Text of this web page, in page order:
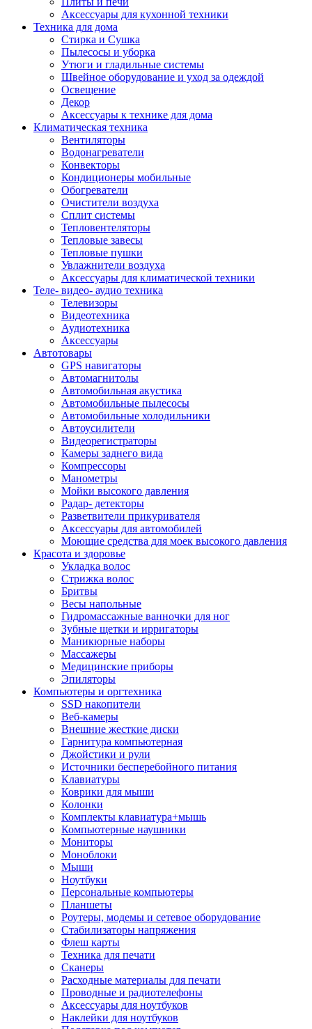
Аксессуары для кухонной техники
Техника для дома
Стирка и Сушка
Пылесосы и уборка
Утюги и гладильные системы
Швейное оборудование и уход за одеждой
Освещение
Декор
Аксессуары к технике для дома
Климатическая техника
Вентиляторы
Водонагреватели
Конвекторы
Кондиционеры мобильные
Обогреватели
Очистители воздуха
Сплит системы
Тепловентеляторы
Тепловые завесы
Тепловые пушки
Увлажнители воздуха
Аксессуары для климатической техники
Теле- видео- аудио техника
Телевизоры
Видеотехника
Аудиотехника
Аксессуары
Автотовары
GPS навигаторы
Автомагнитолы
Автомобильная акустика
Автомобильные пылесосы
Автомобильные холодильники
Автоусилители
Видеорегистраторы
Камеры заднего вида
Компрессоры
Манометры
Мойки высокого давления
Радар- детекторы
Разветвители прикуривателя
Аксессуары для автомобилей
Моющие средства для моек высокого давления
Красота и здоровье
Укладка волос
Стрижка волос
Бритвы
Весы напольные
Гидромассажные ванночки для ног
Зубные щетки и ирригаторы
Маникюрные наборы
Массажеры
Медицинские приборы
Эпиляторы
Компьютеры и оргтехника
SSD накопители
Веб-камеры
Внешние жесткие диски
Гарнитура компьютерная
Джойстики и рули
Источники бесперебойного питания
Клавиатуры
Коврики для мыши
Колонки
Комплекты клавиатура+мышь
Компьютерные наушники
Мониторы
Моноблоки
Мыши
Ноутбуки
Персональные компьютеры
Планшеты
Роутеры, модемы и сетевое оборудование
Стабилизаторы напряжения
Флеш карты
Техника для печати
Сканеры
Расходные материалы для печати
Проводные и радиотелефоны
Аксессуары для ноутбуков
Наклейки для ноутбуков